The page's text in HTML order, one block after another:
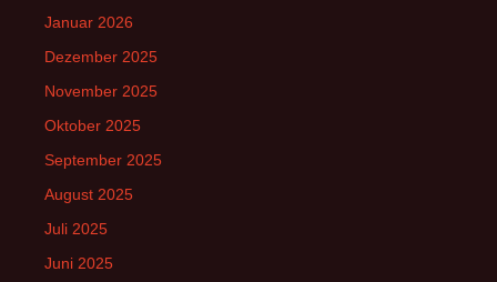
Januar 2026
Dezember 2025
November 2025
Oktober 2025
September 2025
August 2025
Juli 2025
Juni 2025